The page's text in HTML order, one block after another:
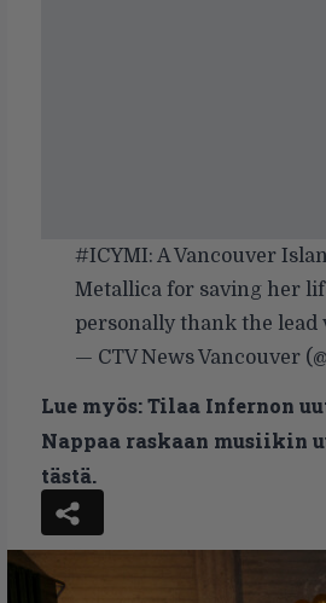
#ICYMI: A Vancouver
Metallica for saving her
personally thank the lead
— CTV News Vancouver
Lue myös:Tilaa Infernon
Nappaa raskaan musiikin
tästä.